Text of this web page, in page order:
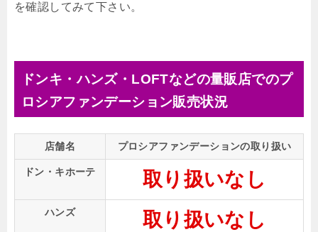
を確認してみて下さい。
ドンキ・ハンズ・LOFTなどの量販店でのプ
ロシアファンデーション販売状況
店舗名 プロシアファンデーションの取り扱い
ドン・キホーテ 取り扱いなし
ハンズ 取り扱いなし